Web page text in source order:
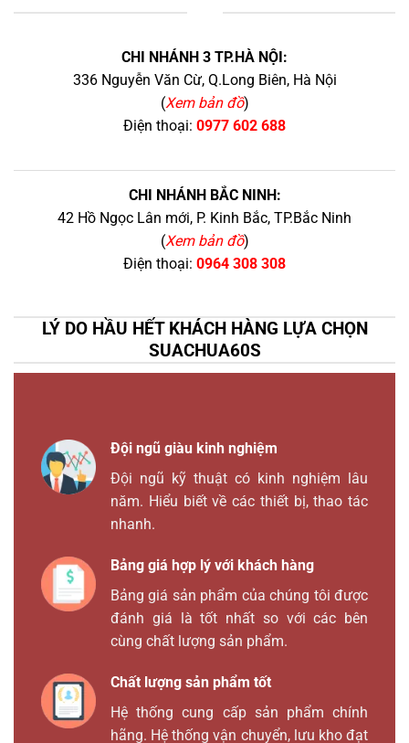
CHI NHÁNH 3 TP.HÀ NỘI:
336 Nguyễn Văn Cừ, Q.Long Biên, Hà Nội
(Xem bản đồ)
Điện thoại: 0977 602 688
CHI NHÁNH BẮC NINH:
42 Hồ Ngọc Lân mới, P. Kinh Bắc, TP.Bắc Ninh
(Xem bản đồ)
Điện thoại: 0964 308 308
LÝ DO HẦU HẾT KHÁCH HÀNG LỰA CHỌN
SUACHUA60S
Đội ngũ giàu kinh nghiệm
Đội ngũ kỹ thuật có kinh nghiệm lâu
năm. Hiểu biết về các thiết bị, thao tác
nhanh.
Bảng giá hợp lý với khách hàng
Bảng giá sản phẩm của chúng tôi được
đánh giá là tốt nhất so với các bên
cùng chất lượng sản phẩm.
Chất lượng sản phẩm tốt
Hệ thống cung cấp sản phẩm chính
hãng. Hệ thống vận chuyển, lưu kho đạt